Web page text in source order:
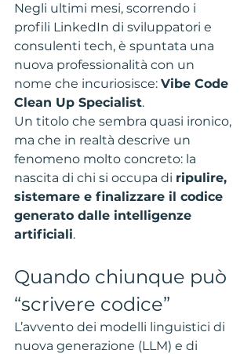
Negli ultimi mesi, scorrendo i
profili LinkedIn di sviluppatori e
consulenti tech, è spuntata una
nuova professionalità con un
nome che incuriosisce: Vibe Code
Clean Up Specialist.
Un titolo che sembra quasi ironico,
ma che in realtà descrive un
fenomeno molto concreto: la
nascita di chi si occupa di ripulire,
sistemare e finalizzare il codice
generato dalle intelligenze
artificiali.
Quando chiunque può
“scrivere codice”
L’avvento dei modelli linguistici di
nuova generazione (LLM) e di